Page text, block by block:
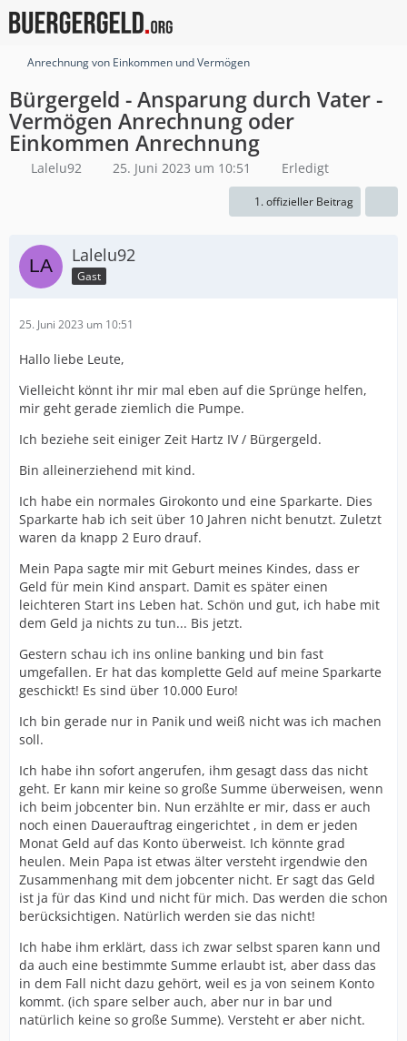
Anrechnung von Einkommen und Vermögen
Bürgergeld - Ansparung durch Vater -
Vermögen Anrechnung oder
Einkommen Anrechnung
Lalelu92 25. Juni 2023 um 10:51 Erledigt
1. offizieller Beitrag
Lalelu92
Gast
25. Juni 2023 um 10:51
Hallo liebe Leute,
Vielleicht könnt ihr mir mal eben auf die Sprünge helfen,
mir geht gerade ziemlich die Pumpe.
Ich beziehe seit einiger Zeit Hartz IV / Bürgergeld.
Bin alleinerziehend mit kind.
Ich habe ein normales Girokonto und eine Sparkarte. Dies
Sparkarte hab ich seit über 10 Jahren nicht benutzt. Zuletzt
waren da knapp 2 Euro drauf.
Mein Papa sagte mir mit Geburt meines Kindes, dass er
Geld für mein Kind anspart. Damit es später einen
leichteren Start ins Leben hat. Schön und gut, ich habe mit
dem Geld ja nichts zu tun... Bis jetzt.
Gestern schau ich ins online banking und bin fast
umgefallen. Er hat das komplette Geld auf meine Sparkarte
geschickt! Es sind über 10.000 Euro!
Ich bin gerade nur in Panik und weiß nicht was ich machen
soll.
Ich habe ihn sofort angerufen, ihm gesagt dass das nicht
geht. Er kann mir keine so große Summe überweisen, wenn
ich beim jobcenter bin. Nun erzählte er mir, dass er auch
noch einen Dauerauftrag eingerichtet , in dem er jeden
Monat Geld auf das Konto überweist. Ich könnte grad
heulen. Mein Papa ist etwas älter versteht irgendwie den
Zusammenhang mit dem jobcenter nicht. Er sagt das Geld
ist ja für das Kind und nicht für mich. Das werden die schon
berücksichtigen. Natürlich werden sie das nicht!
Ich habe ihm erklärt, dass ich zwar selbst sparen kann und
da auch eine bestimmte Summe erlaubt ist, aber dass das
in dem Fall nicht dazu gehört, weil es ja von seinem Konto
kommt. (ich spare selber auch, aber nur in bar und
natürlich keine so große Summe). Versteht er aber nicht.